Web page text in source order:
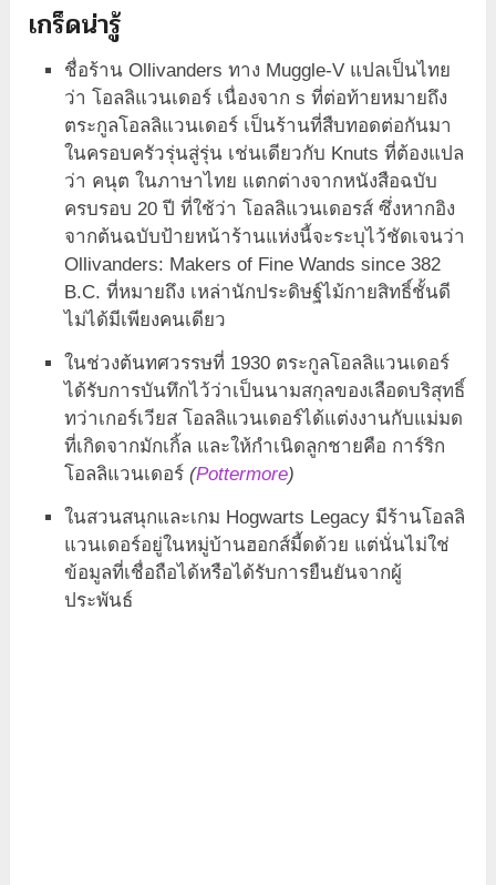
เกร็ดน่ารู้
ชื่อร้าน Ollivanders ทาง Muggle-V แปลเป็นไทย
ว่า โอลลิแวนเดอร์ เนื่องจาก s ที่ต่อท้ายหมายถึง
ตระกูลโอลลิแวนเดอร์ เป็นร้านที่สืบทอดต่อกันมา
ในครอบครัวรุ่นสู่รุ่น เช่นเดียวกับ Knuts ที่ต้องแปล
ว่า คนุต ในภาษาไทย แตกต่างจากหนังสือฉบับ
ครบรอบ 20 ปี ที่ใช้ว่า โอลลิแวนเดอรส์ ซึ่งหากอิง
จากต้นฉบับป้ายหน้าร้านแห่งนี้จะระบุไว้ชัดเจนว่า
Ollivanders: Makers of Fine Wands since 382
B.C. ที่หมายถึง เหล่านักประดิษฐ์ไม้กายสิทธิ์ชั้นดี
ไม่ได้มีเพียงคนเดียว
ในช่วงต้นทศวรรษที่ 1930 ตระกูลโอลลิแวนเดอร์
ได้รับการบันทึกไว้ว่าเป็นนามสกุลของเลือดบริสุทธิ์
ทว่าเกอร์เวียส โอลลิแวนเดอร์ได้แต่งงานกับแม่มด
ที่เกิดจากมักเกิ้ล และให้กำเนิดลูกชายคือ การ์ริก
โอลลิแวนเดอร์(Pottermore)
ในสวนสนุกและเกม Hogwarts Legacy มีร้านโอลลิ
แวนเดอร์อยู่ในหมู่บ้านฮอกส์มี้ดด้วย แต่นั่นไม่ใช่
ข้อมูลที่เชื่อถือได้หรือได้รับการยืนยันจากผู้
ประพันธ์